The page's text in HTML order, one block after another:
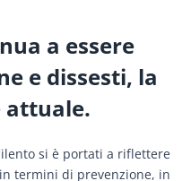
a essere
e dissesti, la
attuale.
si è portati a riflettere
termini di prevenzione, in